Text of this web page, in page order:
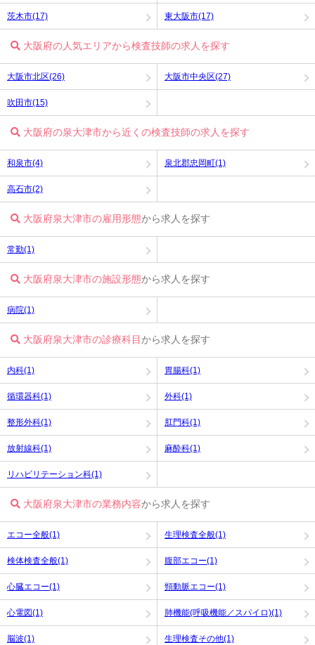
茨木市(17) 東大阪市(17)
大阪府の人気エリアから検査技師の求人を探す
大阪市北区(26) 大阪市中央区(27)
吹田市(15)
大阪府の泉大津市から近くの検査技師の求人を探す
和泉市(4) 泉北郡忠岡町(1)
高石市(2)
大阪府泉大津市の雇用形態から求人を探す
常勤(1)
大阪府泉大津市の施設形態から求人を探す
病院(1)
大阪府泉大津市の診療科目から求人を探す
内科(1) 胃腸科(1)
循環器科(1) 外科(1)
整形外科(1) 肛門科(1)
放射線科(1) 麻酔科(1)
リハビリテーション科(1)
大阪府泉大津市の業務内容から求人を探す
エコー全般(1) 生理検査全般(1)
検体検査全般(1) 腹部エコー(1)
心臓エコー(1) 頸動脈エコー(1)
心電図(1) 肺機能(呼吸機能／スパイロ)(1)
脳波(1) 生理検査その他(1)